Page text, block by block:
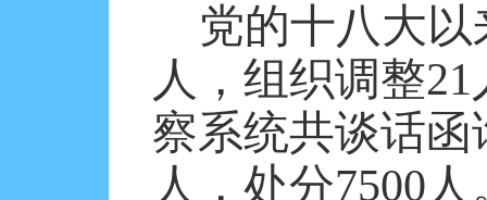
党的十八大
人，组织调整21
察系统共谈话函
人，处分7500